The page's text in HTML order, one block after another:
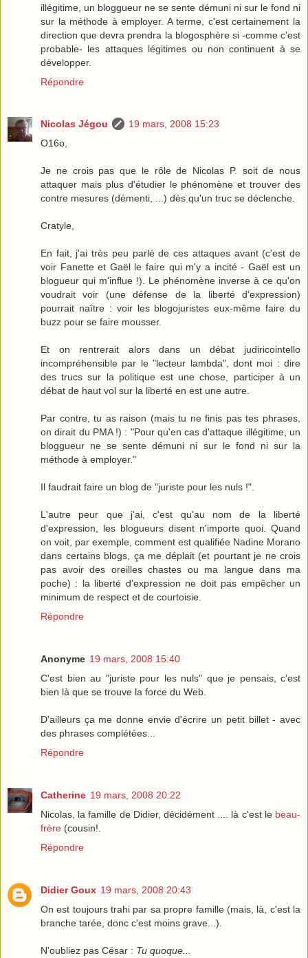
illégitime, un bloggueur ne se sente démuni ni sur le fond ni
sur la méthode à employer. A terme, c'est certainement la
direction que devra prendra la blogosphère si -comme c'est
probable- les attaques légitimes ou non continuent à se
développer.
Répondre
Nicolas Jégou
19 mars, 2008 15:23
O16o,
Je ne crois pas que le rôle de Nicolas P. soit de nous
attaquer mais plus d'étudier le phénomène et trouver des
contre mesures (démenti, ...) dès qu'un truc se déclenche.
Cratyle,
En fait, j'ai très peu parlé de ces attaques avant (c'est de
voir Fanette et Gaël le faire qui m'y a incité - Gaël est un
blogueur qui m'influe !). Le phénomène inverse à ce qu'on
voudrait voir (une défense de la liberté d'expression)
pourrait naître : voir les blogojuristes eux-même faire du
buzz pour se faire mousser.
Et on rentrerait alors dans un débat judiricointello
incompréhensible par le "lecteur lambda", dont moi : dire
des trucs sur la politique est une chose, participer à un
débat de haut vol sur la liberté en est une autre.
Par contre, tu as raison (mais tu ne finis pas tes phrases,
on dirait du PMA !) : "Pour qu'en cas d'attaque illégitime, un
bloggueur ne se sente démuni ni sur le fond ni sur la
méthode à employer."
Il faudrait faire un blog de "juriste pour les nuls !".
L'autre peur que j'ai, c'est qu'au nom de la liberté
d'expression, les blogueurs disent n'importe quoi. Quand
on voit, par exemple, comment est qualifiée Nadine Morano
dans certains blogs, ça me déplait (et pourtant je ne crois
pas avoir des oreilles chastes ou ma langue dans ma
poche) : la liberté d'expression ne doit pas empêcher un
minimum de respect et de courtoisie.
Répondre
Anonyme 19 mars, 2008 15:40
C'est bien au "juriste pour les nuls" que je pensais, c'est
bien là que se trouve la force du Web.
D'ailleurs ça me donne envie d'écrire un petit billet - avec
des phrases complétées...
Répondre
Catherine 19 mars, 2008 20:22
Nicolas, la famille de Didier, décidément .... là c'est le beau-
frère (cousin!.
Répondre
Didier Goux 19 mars, 2008 20:43
On est toujours trahi par sa propre famille (mais, là, c'est la
branche tarée, donc c'est moins grave...).
N'oubliez pas César : Tu quoque...